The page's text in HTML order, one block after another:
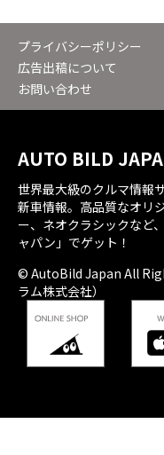
プライバシーポリシー
広告出稿について
お問い合わせ
AUTO BILD
世界最大級のクルマ情報
新車情報。高品質なオリ
ー、ネオクラシックなど
ャパン」でゲット！
© AutoBild Japan All
ラム株式会社）